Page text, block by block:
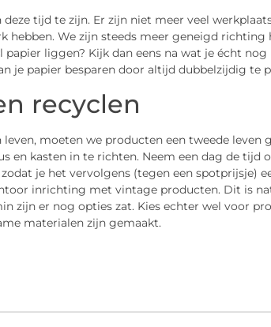
tijd te zijn. Er zijn niet meer veel
hebben. We zijn steeds meer geneigd richting
papier liggen? Kijk dan eens na wat je écht
je papier besparen door altijd dubbelzijdig te
recyclen
moeten we producten een tweede leven
en kasten in te richten. Neem een dag de tijd
je het vervolgens (tegen een spotprijsje)
inrichting met vintage producten. Dit is
zijn er nog opties zat. Kies echter wel voor
materialen zijn gemaakt.